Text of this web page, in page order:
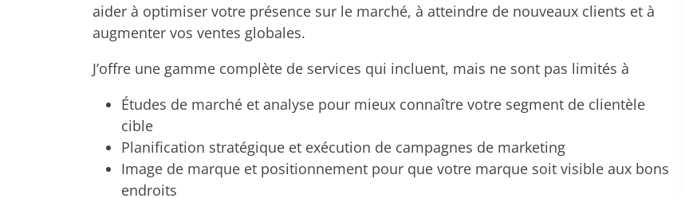
aider à optimiser votre présence sur le marché, à atteindre de nouveaux clients et à
augmenter vos ventes globales.
J’offre une gamme complète de services qui incluent, mais ne sont pas limités à
Études de marché et analyse pour mieux connaître votre segment de clientèle
cible
Planification stratégique et exécution de campagnes de marketing
Image de marque et positionnement pour que votre marque soit visible aux bons
endroits